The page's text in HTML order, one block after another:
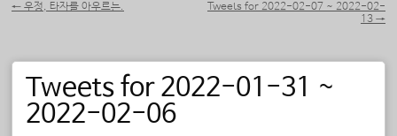
← 우정, 타자를 아우르는.
Tweets for 2022-02-07 ~ 2022-02-
13 →
Tweets for 2022-01-31 ~
2022-02-06